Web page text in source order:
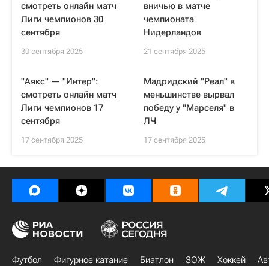
смотреть онлайн матч
Лиги чемпионов 30
сентября
30 сентября 2025
вничью в матче
чемпионата
Нидерландов
21 сентября 2025
"Аякс" — "Интер":
смотреть онлайн матч
Лиги чемпионов 17
сентября
17 сентября 2025
Мадридский "Реал" в
меньшинстве вырвал
победу у "Марселя" в
ЛЧ
17 сентября 2025
Футбол Фигурное катание Биатлон ЗОЖ Хоккей